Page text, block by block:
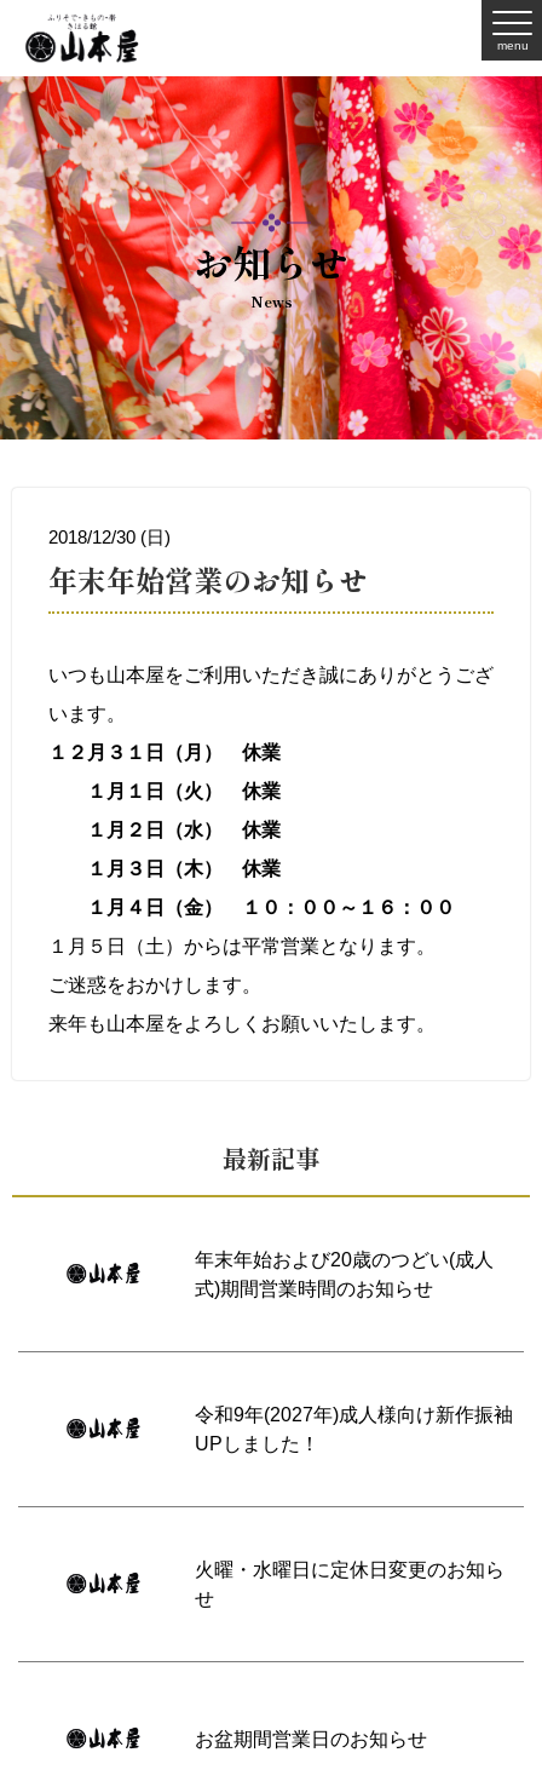
menu
お知らせ
News
2018/12/30 (日)
年末年始営業のお知らせ
いつも山本屋をご利用いただき誠にありがとうござ
います。
１２月３１日（月） 休業
１月１日（火） 休業
１月２日（水） 休業
１月３日（木） 休業
１月４日（金） １０：００～１６：００
１月５日（土）からは平常営業となります。
ご迷惑をおかけします。
来年も山本屋をよろしくお願いいたします。
最新記事
年末年始および20歳のつどい(成人
式)期間営業時間のお知らせ
令和9年(2027年)成人様向け新作振袖
UPしました！
火曜・水曜日に定休日変更のお知ら
せ
お盆期間営業日のお知らせ